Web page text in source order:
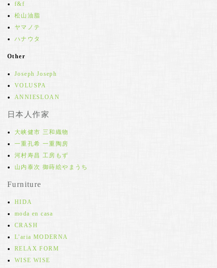
f&f
松山油脂
ヤマノテ
ハナウタ
Other
Joseph Joseph
VOLUSPA
ANNIESLOAN
日本人作家
大峡健市 三和織物
一重孔希 一重陶房
河村寿昌 工房もず
山内泰次 御蒔絵やまうち
Furniture
HIDA
moda en casa
CRASH
L'aria MODERNA
RELAX FORM
WISE WISE